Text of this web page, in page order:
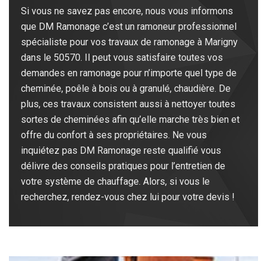
Si vous ne savez pas encore, nous vous informons
que DM Ramonage c’est un ramoneur professionnel
spécialiste pour vos travaux de ramonage à Marigny
dans le 50570. Il peut vous satisfaire toutes vos
demandes en ramonage pour n’importe quel type de
cheminée, poêle à bois ou à granulé, chaudière. De
plus, ces travaux consistent aussi à nettoyer toutes
sortes de cheminées afin qu’elle marche très bien et
offre du confort à ses propriétaires. Ne vous
inquiétez pas DM Ramonage reste qualifié vous
délivre des conseils pratiques pour l’entretien de
votre système de chauffage. Alors, si vous le
recherchez, rendez-vous chez lui pour votre devis !